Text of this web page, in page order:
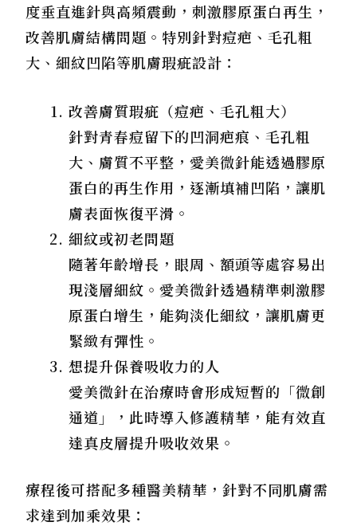
度垂直進針與高頻震動，刺激膠原蛋白再生，
改善肌膚結構問題。特別針對痘疤、毛孔粗
大、細紋凹陷等肌膚瑕疵設計：
改善膚質瑕疵（痘疤、毛孔粗大）
針對青春痘留下的凹洞疤痕、毛孔粗
大、膚質不平整，愛美微針能透過膠原
蛋白的再生作用，逐漸填補凹陷，讓肌
膚表面恢復平滑。
細紋或初老問題
隨著年齡增長，眼周、額頭等處容易出
現淺層細紋。愛美微針透過精準刺激膠
原蛋白增生，能夠淡化細紋，讓肌膚更
緊緻有彈性。
想提升保養吸收力的人
愛美微針在治療時會形成短暫的「微創
通道」，此時導入修護精華，能有效直
達真皮層提升吸收效果。
療程後可搭配多種醫美精華，針對不同肌膚需
求達到加乘效果：